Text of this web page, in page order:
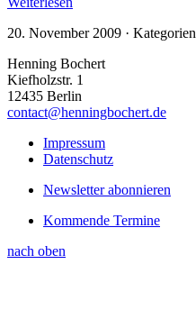
20. November 2009 · Kategorien
Henning Bochert
Kiefholzstr. 1
12435 Berlin
contact@henningbochert.de
Impressum
Datenschutz
Newsletter abonnieren
Kommende Termine
nach oben